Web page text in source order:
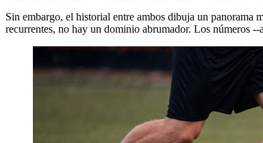
Sin embargo, el historial entre ambos dibuja un panorama
recurrentes, no hay un dominio abrumador. Los números